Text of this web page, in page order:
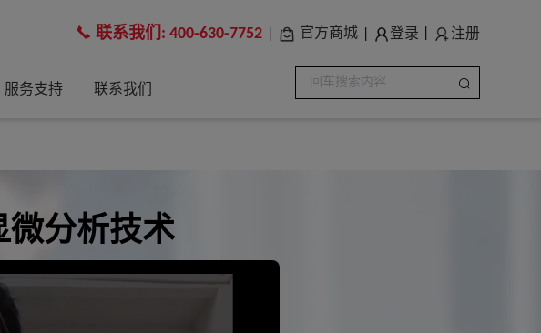
联系我们: 400-630-7752 官方商城 登录 注册
服务支持 联系我们
微分析技术